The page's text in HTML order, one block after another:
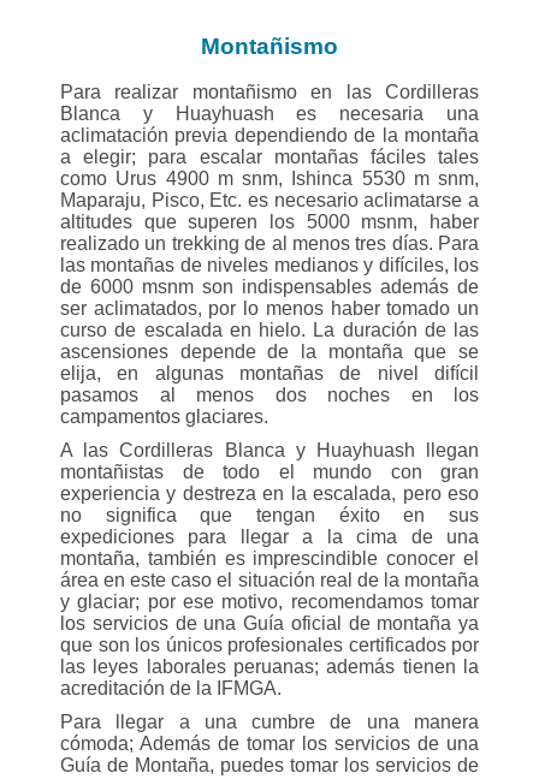
Montañismo
Para realizar montañismo en las Cordilleras
Blanca y Huayhuash es necesaria una
aclimatación previa dependiendo de la montaña
a elegir; para escalar montañas fáciles tales
como Urus 4900 m snm, Ishinca 5530 m snm,
Maparaju, Pisco, Etc. es necesario aclimatarse a
altitudes que superen los 5000 msnm, haber
realizado un trekking de al menos tres días. Para
las montañas de niveles medianos y difíciles, los
de 6000 msnm son indispensables además de
ser aclimatados, por lo menos haber tomado un
curso de escalada en hielo. La duración de las
ascensiones depende de la montaña que se
elija, en algunas montañas de nivel difícil
pasamos al menos dos noches en los
campamentos glaciares.
A las Cordilleras Blanca y Huayhuash llegan
montañistas de todo el mundo con gran
experiencia y destreza en la escalada, pero eso
no significa que tengan éxito en sus
expediciones para llegar a la cima de una
montaña, también es imprescindible conocer el
área en este caso el situación real de la montaña
y glaciar; por ese motivo, recomendamos tomar
los servicios de una Guía oficial de montaña ya
que son los únicos profesionales certificados por
las leyes laborales peruanas; además tienen la
acreditación de la IFMGA.
Para llegar a una cumbre de una manera
cómoda; Además de tomar los servicios de una
Guía de Montaña, puedes tomar los servicios de